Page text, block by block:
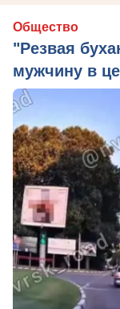
Общество
"Резвая
мужчину в